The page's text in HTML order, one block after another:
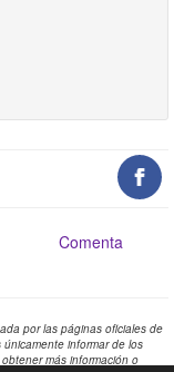
Comenta
por las páginas oficiales de
informar de los
más información o